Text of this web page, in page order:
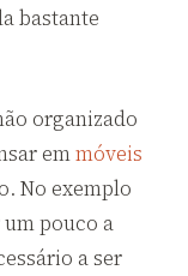
bastante
organizado
emmóveis
No exemplo
pouco a
a ser